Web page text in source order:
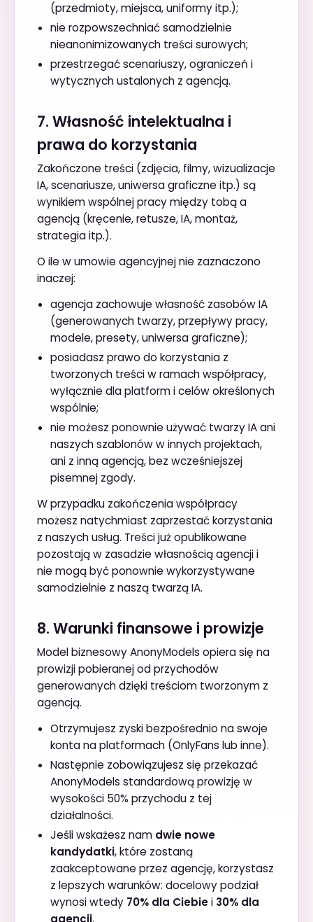
(przedmioty, miejsca, uniformy itp.);
nie rozpowszechniać samodzielnie
nieanonimizowanych treści surowych;
przestrzegać scenariuszy, ograniczeń i
wytycznych ustalonych z agencją.
7. Własność intelektualna i
prawa do korzystania
Zakończone treści (zdjęcia, filmy, wizualizacje
IA, scenariusze, uniwersa graficzne itp.) są
wynikiem wspólnej pracy między tobą a
agencją (kręcenie, retusze, IA, montaż,
strategia itp.).
O ile w umowie agencyjnej nie zaznaczono
inaczej:
agencja zachowuje własność zasobów IA
(generowanych twarzy, przepływy pracy,
modele, presety, uniwersa graficzne);
posiadasz prawo do korzystania z
tworzonych treści w ramach współpracy,
wyłącznie dla platform i celów określonych
wspólnie;
nie możesz ponownie używać twarzy IA ani
naszych szablonów w innych projektach,
ani z inną agencją, bez wcześniejszej
pisemnej zgody.
W przypadku zakończenia współpracy
możesz natychmiast zaprzestać korzystania
z naszych usług. Treści już opublikowane
pozostają w zasadzie własnością agencji i
nie mogą być ponownie wykorzystywane
samodzielnie z naszą twarzą IA.
8. Warunki finansowe i prowizje
Model biznesowy AnonyModels opiera się na
prowizji pobieranej od przychodów
generowanych dzięki treściom tworzonym z
agencją.
Otrzymujesz zyski bezpośrednio na swoje
konta na platformach (OnlyFans lub inne).
Następnie zobowiązujesz się przekazać
AnonyModels standardową prowizję w
wysokości 50% przychodu z tej
działalności.
Jeśli wskażesz nam dwie nowe
kandydatki, które zostaną
zaakceptowane przez agencję, korzystasz
z lepszych warunków: docelowy podział
wynosi wtedy 70% dla Ciebiei 30% dla
agencji.